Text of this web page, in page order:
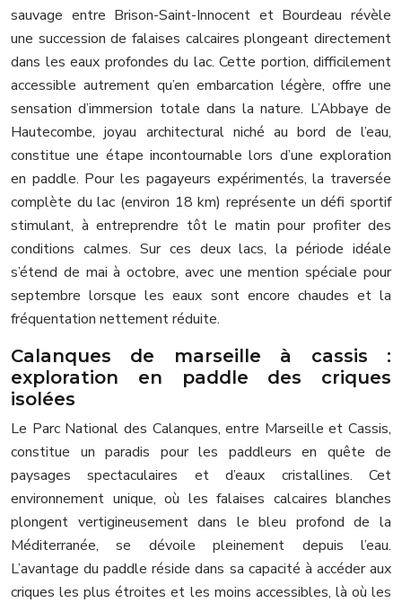
sauvage entre Brison-Saint-Innocent et Bourdeau révèle
une succession de falaises calcaires plongeant directement
dans les eaux profondes du lac. Cette portion, difficilement
accessible autrement qu’en embarcation légère, offre une
sensation d’immersion totale dans la nature. L’Abbaye de
Hautecombe, joyau architectural niché au bord de l’eau,
constitue une étape incontournable lors d’une exploration
en paddle. Pour les pagayeurs expérimentés, la traversée
complète du lac (environ 18 km) représente un défi sportif
stimulant, à entreprendre tôt le matin pour profiter des
conditions calmes. Sur ces deux lacs, la période idéale
s’étend de mai à octobre, avec une mention spéciale pour
septembre lorsque les eaux sont encore chaudes et la
fréquentation nettement réduite.
Calanques de marseille à cassis :
exploration en paddle des criques
isolées
Le Parc National des Calanques, entre Marseille et Cassis,
constitue un paradis pour les paddleurs en quête de
paysages spectaculaires et d’eaux cristallines. Cet
environnement unique, où les falaises calcaires blanches
plongent vertigineusement dans le bleu profond de la
Méditerranée, se dévoile pleinement depuis l’eau.
L’avantage du paddle réside dans sa capacité à accéder aux
criques les plus étroites et les moins accessibles, là où les